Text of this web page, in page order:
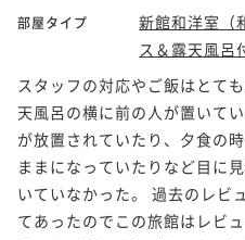
部屋タイプ
新館和洋室（
ス＆露天風呂
スタッフの対応やご飯はとて
天風呂の横に前の人が置いて
が放置されていたり、夕食の
ままになっていたりなど目に
いていなかった。 過去のレビ
てあったのでこの旅館はレビ